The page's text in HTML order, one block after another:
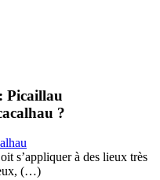
Picaillau
?
s’appliquer à des lieux très
(…)